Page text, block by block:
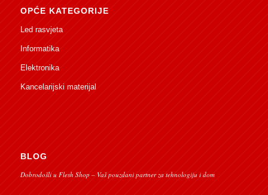
OPĆE KATEGORIJE
Led rasvjeta
Informatika
Elektronika
Kancelarijski materijal
BLOG
Dobrodošli u Flesh Shop – Vaš pouzdani partner za tehnologiju i dom